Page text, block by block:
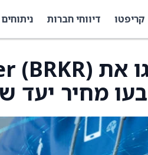
קריפטו דיווחי חברות